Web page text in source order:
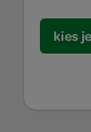
kies